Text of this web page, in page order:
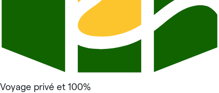
Voyage privé et 100%